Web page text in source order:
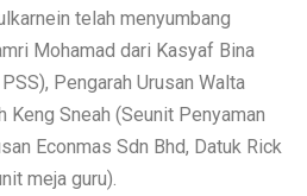
telah menyumbang
Mohamad dari Kasyaf Bina
Pengarah Urusan Walta
Keng Sneah (Seunit Penyaman
Econmas Sdn Bhd, Datuk Rick
meja guru).